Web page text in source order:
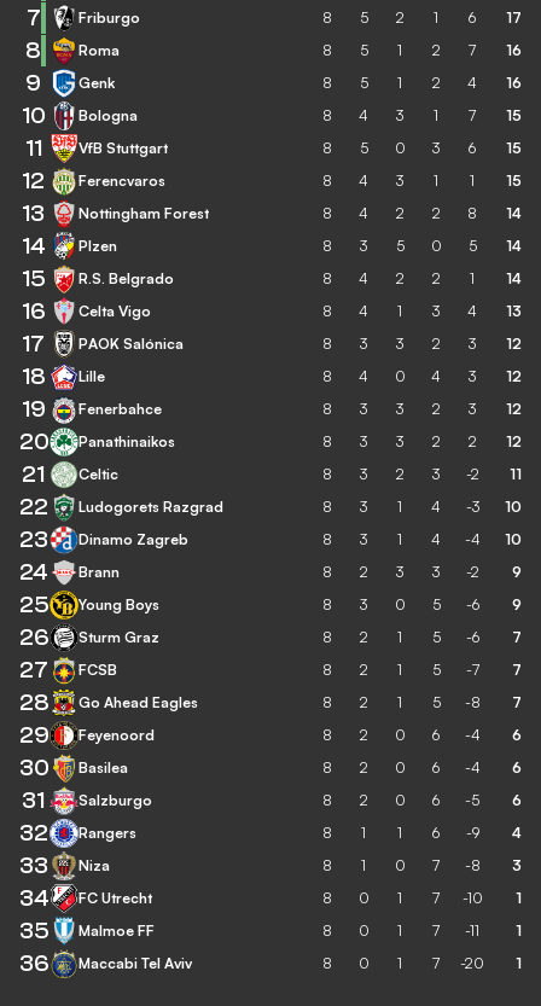
7 Friburgo 8 5 2 1 6 17
8 Roma 8 5 1 2 7 16
9 Genk 8 5 1 2 4 16
10 Bologna 8 4 3 1 7 15
11 VfB Stuttgart 8 5 0 3 6 15
12 Ferencvaros 8 4 3 1 1 15
13 Nottingham Forest 8 4 2 2 8 14
14 Plzen 8 3 5 0 5 14
15 R.S. Belgrado 8 4 2 2 1 14
16 Celta Vigo 8 4 1 3 4 13
17 PAOK Salónica 8 3 3 2 3 12
18 Lille 8 4 0 4 3 12
19 Fenerbahce 8 3 3 2 3 12
20 Panathinaikos 8 3 3 2 2 12
21 Celtic 8 3 2 3 -2 11
22 Ludogorets Razgrad 8 3 1 4 -3 10
23 Dinamo Zagreb 8 3 1 4 -4 10
24 Brann 8 2 3 3 -2 9
25 Young Boys 8 3 0 5 -6 9
26 Sturm Graz 8 2 1 5 -6 7
27 FCSB 8 2 1 5 -7 7
28 Go Ahead Eagles 8 2 1 5 -8 7
29 Feyenoord 8 2 0 6 -4 6
30 Basilea 8 2 0 6 -4 6
31 Salzburgo 8 2 0 6 -5 6
32 Rangers 8 1 1 6 -9 4
33 Niza 8 1 0 7 -8 3
34 FC Utrecht 8 0 1 7 -10 1
35 Malmoe FF 8 0 1 7 -11 1
36 Maccabi Tel Aviv 8 0 1 7 -20 1